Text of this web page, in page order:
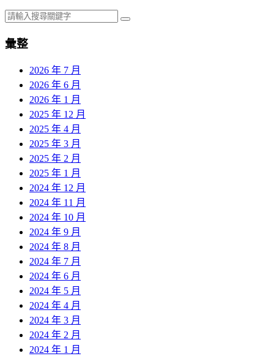
彙整
2026 年 7 月
2026 年 6 月
2026 年 1 月
2025 年 12 月
2025 年 4 月
2025 年 3 月
2025 年 2 月
2025 年 1 月
2024 年 12 月
2024 年 11 月
2024 年 10 月
2024 年 9 月
2024 年 8 月
2024 年 7 月
2024 年 6 月
2024 年 5 月
2024 年 4 月
2024 年 3 月
2024 年 2 月
2024 年 1 月